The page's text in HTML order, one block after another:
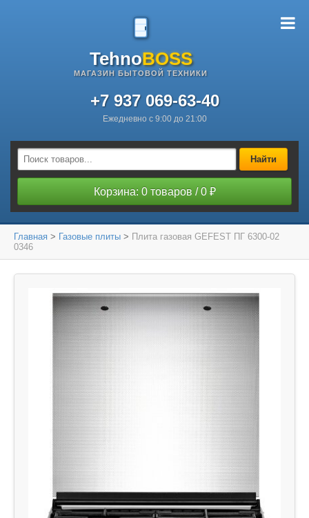
TehnoBOSS
МАГАЗИН БЫТОВОЙ ТЕХНИКИ
+7 937 069-63-40
Ежедневно с 9:00 до 21:00
Найти
Корзина: 0 товаров / 0 ₽
Главная > Газовые плиты > Плита газовая GEFEST ПГ 6300-02
0346